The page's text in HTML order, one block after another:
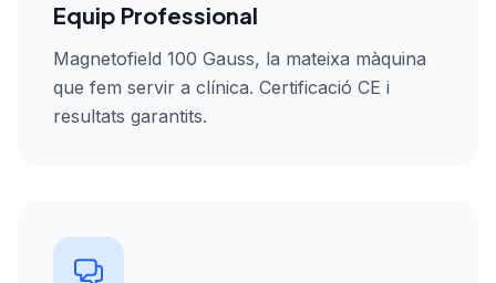
Equip Professional
Magnetofield 100 Gauss, la mateixa màquina
que fem servir a clínica. Certificació CE i
resultats garantits.